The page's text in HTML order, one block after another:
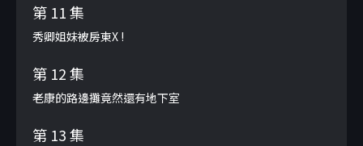
第 11 集
秀卿姐妹被房東X !
第 12 集
老康的路邊攤竟然還有地下室
第 13 集